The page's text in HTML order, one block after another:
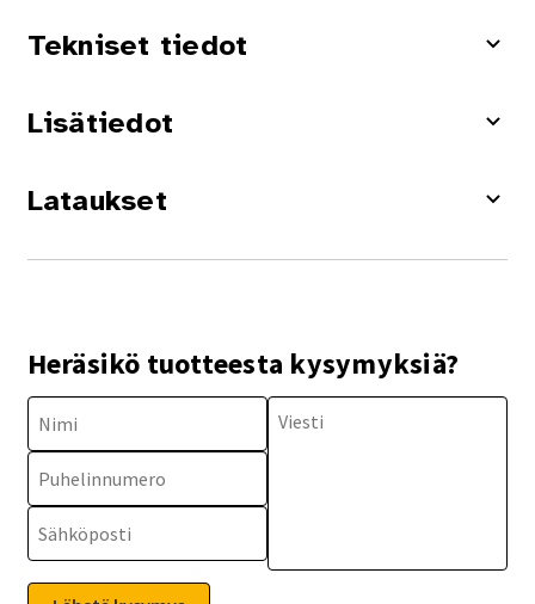
Tekniset tiedot
Lisätiedot
Lataukset
Heräsikö tuotteesta kysymyksiä?